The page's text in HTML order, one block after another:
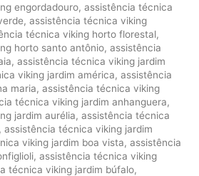
engordadouro, assistência técnica
, assistência técnica viking
técnica viking horto florestal,
horto santo antônio, assistência
, assistência técnica viking jardim
viking jardim américa, assistência
maria, assistência técnica viking
técnica viking jardim anhanguera,
jardim aurélia, assistência técnica
, assistência técnica viking jardim
viking jardim boa vista, assistência
, assistência técnica viking
técnica viking jardim búfalo,